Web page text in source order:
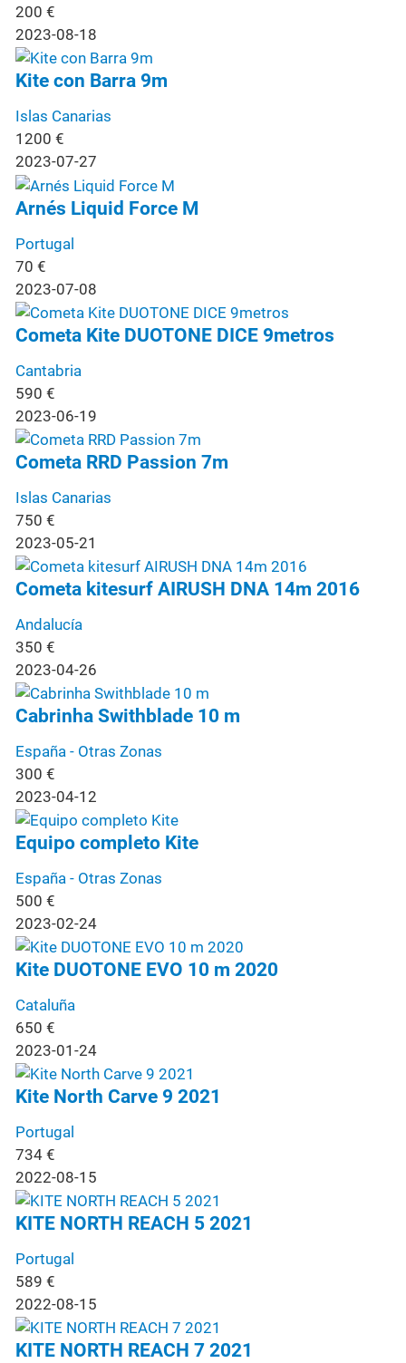
200 €
2023-08-18
Kite con Barra 9m
Islas Canarias
1200 €
2023-07-27
Arnés Liquid Force M
Portugal
70 €
2023-07-08
Cometa Kite DUOTONE DICE 9metros
Cantabria
590 €
2023-06-19
Cometa RRD Passion 7m
Islas Canarias
750 €
2023-05-21
Cometa kitesurf AIRUSH DNA 14m 2016
Andalucía
350 €
2023-04-26
Cabrinha Swithblade 10 m
España - Otras Zonas
300 €
2023-04-12
Equipo completo Kite
España - Otras Zonas
500 €
2023-02-24
Kite DUOTONE EVO 10 m 2020
Cataluña
650 €
2023-01-24
Kite North Carve 9 2021
Portugal
734 €
2022-08-15
KITE NORTH REACH 5 2021
Portugal
589 €
2022-08-15
KITE NORTH REACH 7 2021